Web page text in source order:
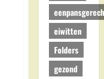
eiwitten
Folders
gezond